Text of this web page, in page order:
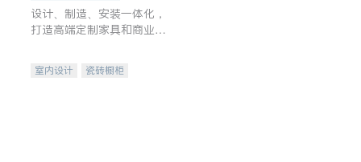
设计、制造、安装一体化，
打造高端定制家具和商业空
室内设计
瓷砖橱柜